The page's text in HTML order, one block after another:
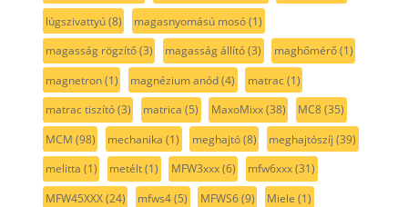
lúgszivattyú(8) magasnyomású mosó(1)
magasság rögzítő(3) magasság állító(3) maghőmérő(1)
magnetron(1) magnézium anód(4) matrac(1)
matrac tiszító(3) matrica (5) MaxoMixx(38) MC8(35)
MCM (98) mechanika (1) meghajtó(8) meghajtószíj (39)
melitta (1) metélt(1) MFW3xxx(6) mfw6xxx(31)
MFW45XXX(24) mfws4(5) MFWS6(9) Miele (1)